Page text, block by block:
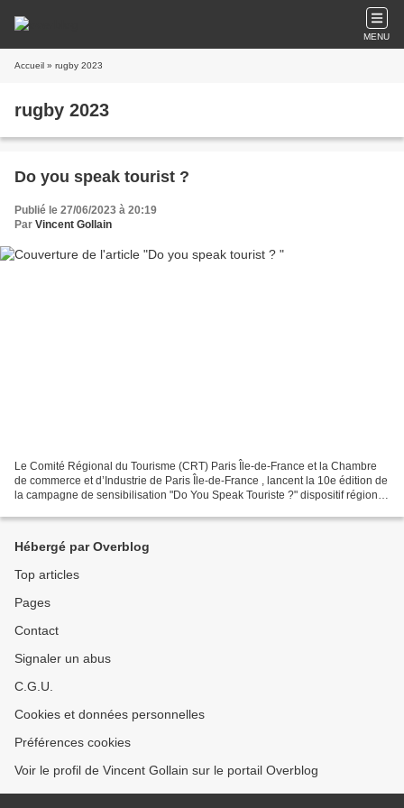
MENU
Accueil » rugby 2023
rugby 2023
Do you speak tourist ?
Publié le 27/06/2023 à 20:19
Par Vincent Gollain
Le Comité Régional du Tourisme (CRT) Paris Île-de-France et la Chambre
de commerce et d’Industrie de Paris Île-de-France , lancent la 10e édition de
la campagne de sensibilisation "Do You Speak Touriste ?" dispositif régional
Hébergé par Overblog
Top articles
Pages
Contact
Signaler un abus
C.G.U.
Cookies et données personnelles
Préférences cookies
Voir le profil de Vincent Gollain sur le portail Overblog